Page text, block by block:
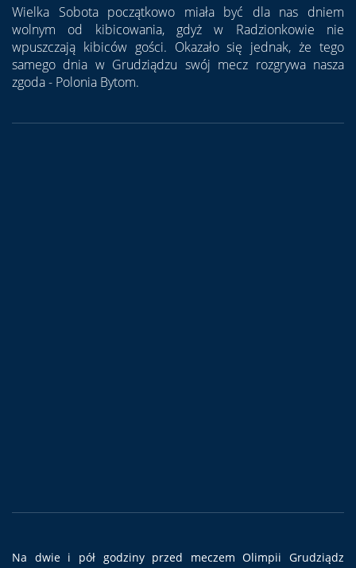
Wielka Sobota początkowo miała być dla nas dniem
wolnym od kibicowania, gdyż w Radzionkowie nie
wpuszczają kibiców gości. Okazało się jednak, że tego
samego dnia w Grudziądzu swój mecz rozgrywa nasza
zgoda - Polonia Bytom.
Na dwie i pół godziny przed meczem Olimpii Grudziądz